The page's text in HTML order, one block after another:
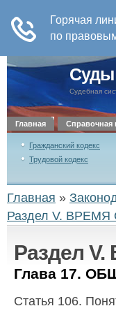
Суды
Судебная
Главная
Гражданский кодекс
Трудовой кодекс
Главная »
Раздел V.
Раздел
Глава 17.
Статья 106.